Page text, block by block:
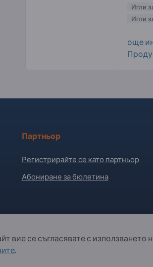
Игли
Игли
още
Партньор
Регистрирайте се като партньор
Абониране за бюлетина
GmbH. All Rights Reserved.
вие се съгласявате с използването
.